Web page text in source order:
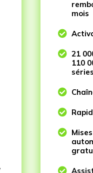
mois

 21
110
séries



